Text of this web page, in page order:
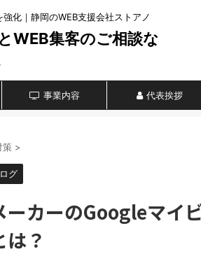
化｜静岡のWEB支援会社ストアノ
WEB集客のご相談な
事業内容 代表挨拶
策 >
グ
ーカーのGoogleマイ
？